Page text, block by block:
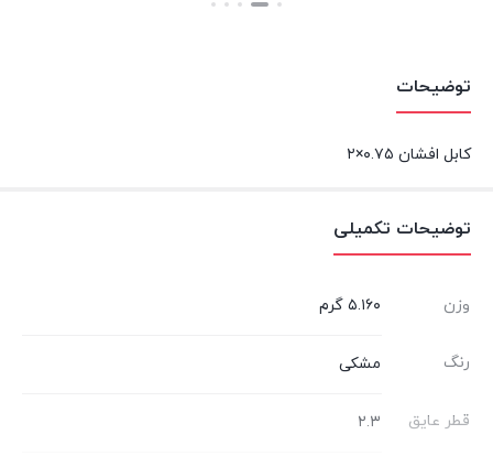
توضیحات
کابل افشان ۰.۷۵×۲
توضیحات تکمیلی
وزن ۵.۱۶۰ گرم
رنگ مشکی
قطر عایق ۲.۳